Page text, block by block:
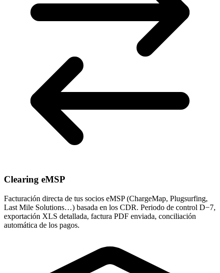
Clearing eMSP
Facturación directa de tus socios eMSP (ChargeMap, Plugsurfing,
Last Mile Solutions…) basada en los CDR. Periodo de control D−7,
exportación XLS detallada, factura PDF enviada, conciliación
automática de los pagos.